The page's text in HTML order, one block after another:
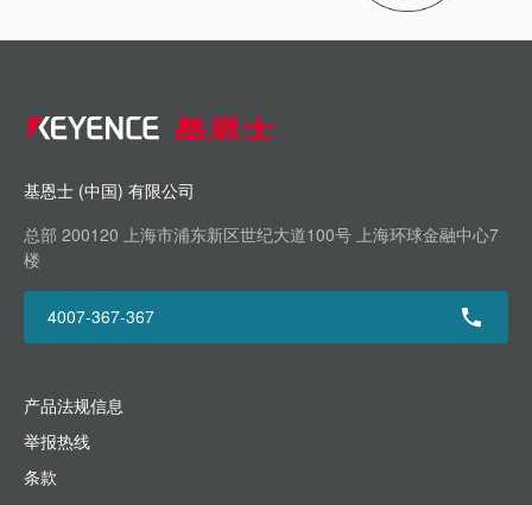
基恩士 (中国) 有限公司
总部 200120 上海市浦东新区世纪大道100号 上海环球金融中心7
楼
4007-367-367
产品法规信息
举报热线
条款